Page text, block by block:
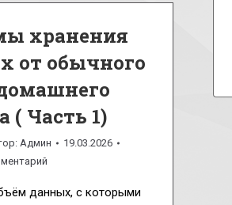
хранения
от обычного
( Часть 1)
Админ
19.03.2026
данных, с которыми